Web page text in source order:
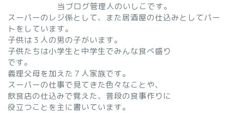
当ブログ管理人のいしこです。
スーパーのレジ係として、また居酒屋の仕込みとしてパー
トをしています。
子供は３人の男の子がいます。
子供たちは小学生と中学生でみんな食べ盛り
です。
義理父母を加えた７人家族です。
スーパーの仕事で見てきた色々なことや、
飲食店の仕込みで覚えた、普段の食事作りに
役立つことを主に書いています。